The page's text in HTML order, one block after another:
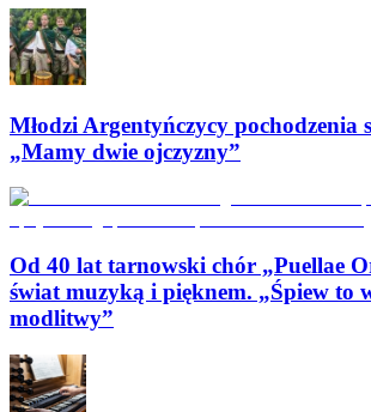
Młodzi Argentyńczycy pochodzenia
„Mamy dwie ojczyzny”
Od 40 lat tarnowski chór „Puellae
świat muzyką i pięknem. „Śpiew to
modlitwy”